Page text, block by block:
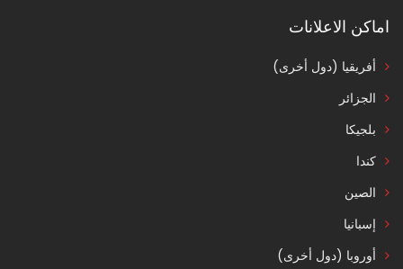
اماكن الاعلانات
أفريقيا (دول أخرى)
الجزائر
بلجيكا
كندا
الصين
إسبانيا
أوروبا (دول أخرى)